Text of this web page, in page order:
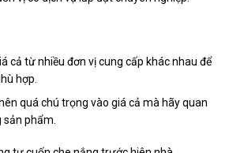
cả từ nhiều đơn vị cung cấp khác nhau để
hợp.
quá chú trọng vào giá cả mà hãy quan
phẩm.